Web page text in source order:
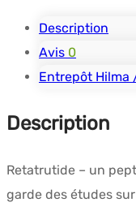
Description
Avis 0
Entrepôt Hilma
Description
Retatrutide – un
garde des études